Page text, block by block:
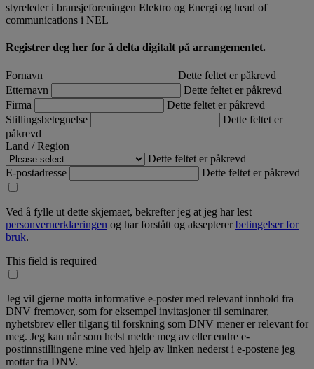
styreleder i bransjeforeningen Elektro og Energi og head of
communications i NEL
Registrer deg her for å delta digitalt på arrangementet.
Fornavn
Dette feltet er påkrevd
Etternavn
Dette feltet er påkrevd
Firma
Dette feltet er påkrevd
Stillingsbetegnelse
Dette feltet er
påkrevd
Land / Region
Dette feltet er påkrevd
E-postadresse
Dette feltet er påkrevd
Ved å fylle ut dette skjemaet, bekrefter jeg at jeg har lest
personvernerklæringen og har forstått og akseptererbetingelser for
bruk.
This field is required
Jeg vil gjerne motta informative e-poster med relevant innhold fra
DNV fremover, som for eksempel invitasjoner til seminarer,
nyhetsbrev eller tilgang til forskning som DNV mener er relevant for
meg. Jeg kan når som helst melde meg av eller endre e-
postinnstillingene mine ved hjelp av linken nederst i e-postene jeg
mottar fra DNV.